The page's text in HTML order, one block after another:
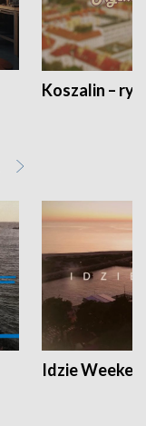
Koszalin –
Idzie